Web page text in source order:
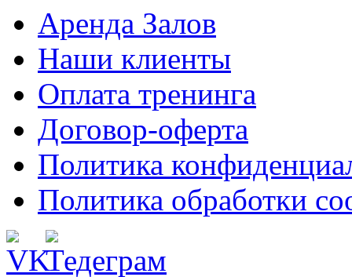
Аренда Залов
Наши клиенты
Оплата тренинга
Договор-оферта
Политика
Политика обработки